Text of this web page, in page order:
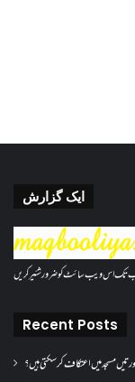
ایک گزارش
تک اس ویب سائٹ کو ضرور شئیر کریں
Recent Posts
مسجد میں اعتکاف کر سکتی ہیں؟